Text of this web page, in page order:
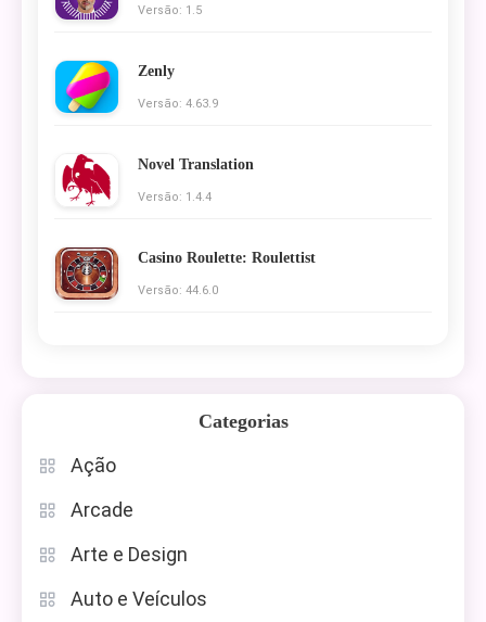
Versão: 1.5
Zenly
Versão: 4.63.9
Novel Translation
Versão: 1.4.4
Casino Roulette: Roulettist
Versão: 44.6.0
Categorias
Ação
Arcade
Arte e Design
Auto e Veículos